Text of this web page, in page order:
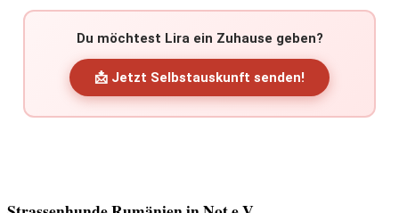
Du möchtest Lira ein Zuhause geben?
📩 Jetzt Selbstauskunft senden!